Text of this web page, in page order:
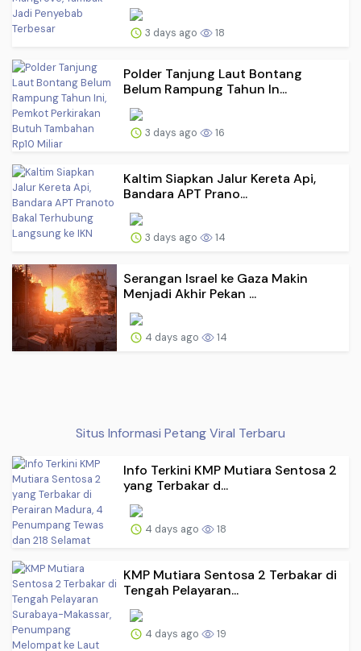
3 days ago 18
Polder Tanjung Laut Bontang
Belum Rampung Tahun In...
3 days ago 16
Kaltim Siapkan Jalur Kereta Api,
Bandara APT Prano...
3 days ago 14
Serangan Israel ke Gaza Makin
Menjadi Akhir Pekan ...
4 days ago 14
Situs Informasi Petang Viral Terbaru
Info Terkini KMP Mutiara Sentosa 2
yang Terbakar d...
4 days ago 18
KMP Mutiara Sentosa 2 Terbakar di
Tengah Pelayaran...
4 days ago 19